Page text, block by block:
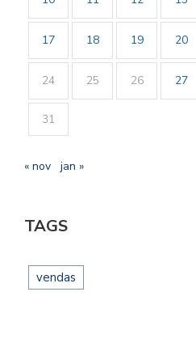
17 18 19 20
24 25 26 27
31
« nov jan »
TAGS
vendas